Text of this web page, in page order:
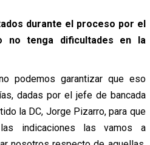
durante el proceso por el
no tenga dificultades en la
podemos garantizar que eso
dadas por el jefe de bancada
la DC, Jorge Pizarro, para que
indicaciones las vamos a